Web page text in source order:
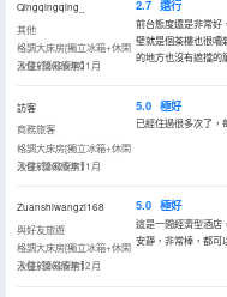
Qingqingqing_
其他
格調大床房[獨立冰箱+休閑
沙發+簡易廚房】
入住於2026年01月
2.7 還行
前台態度還是非常好
壁就是個茶樓也很嘈
的地方也沒有遮擋的
訪客
商務旅客
格調大床房[獨立冰箱+休閑
沙發+簡易廚房】
入住於2025年11月
5.0 極好
已經住過很多次了，
Zuanshiwangzi168
與好友旅遊
格調大床房[獨立冰箱+休閑
沙發+簡易廚房】
入住於2025年12月
5.0 極好
這是一間經濟型酒店
安靜，非常棒，都可